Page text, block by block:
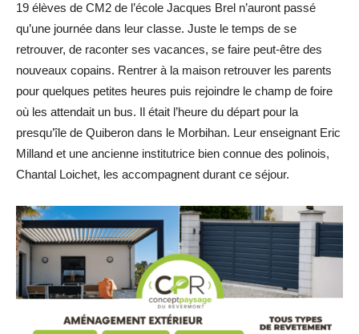
19 élèves de CM2 de l’école Jacques Brel n’auront passé
qu’une journée dans leur classe. Juste le temps de se
retrouver, de raconter ses vacances, se faire peut-être des
nouveaux copains. Rentrer à la maison retrouver les parents
pour quelques petites heures puis rejoindre le champ de foire
où les attendait un bus. Il était l’heure du départ pour la
presqu’île de Quiberon dans le Morbihan. Leur enseignant Eric
Milland et une ancienne institutrice bien connue des polinois,
Chantal Loichet, les accompagnent durant ce séjour.